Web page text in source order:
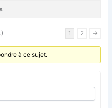
1 2 →
à ce sujet.